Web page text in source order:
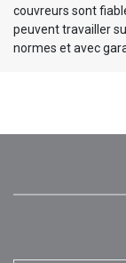
couvreurs sont
peuvent travailler
normes et avec